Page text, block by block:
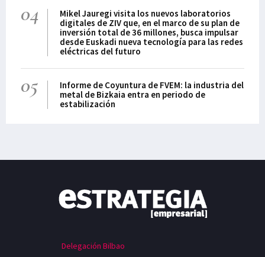
04
Mikel Jauregi visita los nuevos laboratorios
digitales de ZIV que, en el marco de su plan de
inversión total de 36 millones, busca impulsar
desde Euskadi nueva tecnología para las redes
eléctricas del futuro
05
Informe de Coyuntura de FVEM: la industria del
metal de Bizkaia entra en periodo de
estabilización
Delegación Bilbao